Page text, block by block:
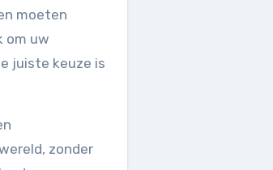
moeten
om uw
juiste keuze is
zonder